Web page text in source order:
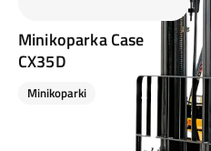
Minikoparka Case
CX35D
Minikoparki